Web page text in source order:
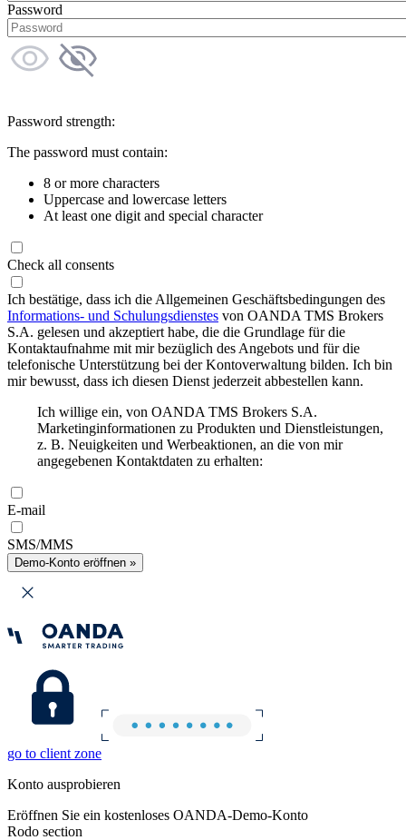
Password
Password strength:
The password must contain:
8 or more characters
Uppercase and lowercase letters
At least one digit and special character
Check all consents
Ich bestätige, dass ich die Allgemeinen Geschäftsbedingungen des
Informations- und Schulungsdienstes von OANDA TMS Brokers
S.A. gelesen und akzeptiert habe, die die Grundlage für die
Kontaktaufnahme mit mir bezüglich des Angebots und für die
telefonische Unterstützung bei der Kontoverwaltung bilden. Ich bin
mir bewusst, dass ich diesen Dienst jederzeit abbestellen kann.
Ich willige ein, von OANDA TMS Brokers S.A.
Marketinginformationen zu Produkten und Dienstleistungen,
z. B. Neuigkeiten und Werbeaktionen, an die von mir
angegebenen Kontaktdaten zu erhalten:
E-mail
SMS/MMS
Demo-Konto eröffnen »
go to client zone
Konto ausprobieren
Eröffnen Sie ein kostenloses OANDA-Demo-Konto
Rodo section